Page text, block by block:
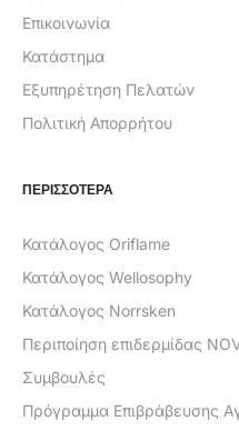
Επικοινωνία
Κατάστημα
Εξυπηρέτηση Πελατών
Πολιτική Απορρήτου
ΠΕΡΙΣΣΟΤΕΡΑ
Κατάλογος Oriflame
Κατάλογος Wellosophy
Κατάλογος Norrsken
Περιποίηση επιδερμίδας
Συμβουλές
Πρόγραμμα Επιβράβευσης